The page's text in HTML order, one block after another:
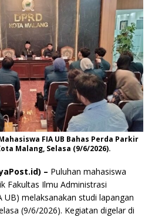
FIA UB Bahas Perda Parkir
Malang, Selasa (9/6/2026).
– Puluhan mahasiswa
Fakultas Ilmu Administrasi
UB) melaksanakan studi lapangan
(9/6/2026). Kegiatan digelar di